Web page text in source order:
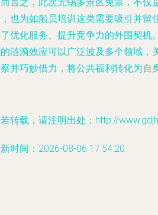
也为如船员培训这类需要吸引并留
优化服务、提升竞争力的外围契机
涟漪效应可以广泛波及多个领域，
并巧妙借力，将公共福利转化为自
转载，请注明出处：http://
时间：2026-08-06 17:54:20